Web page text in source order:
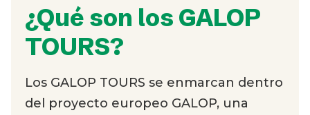
¿Qué son los GALOP
TOURS?
Los GALOP TOURS se enmarcan dentro
del proyecto europeo GALOP, una